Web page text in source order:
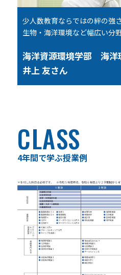
少人数教育ならではの絆の強さ
生物・海洋環境など幅広い分
海洋資源環境学部 海洋
井上 友さん
CLASS
4年間で学ぶ授業例